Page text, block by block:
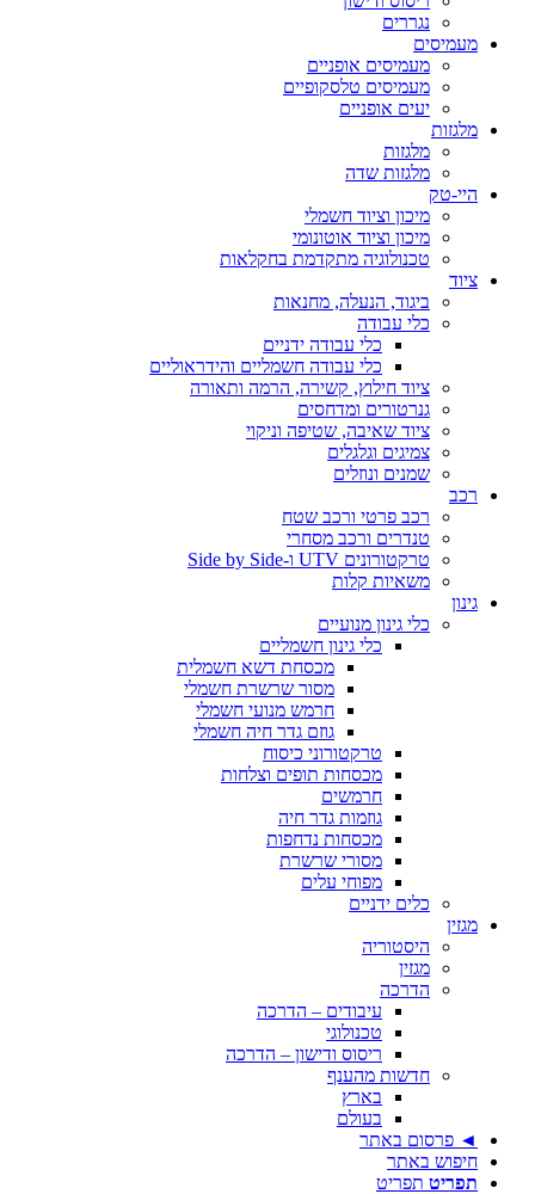
נגררים
מעמיסים
מעמיסים אופניים
מעמיסים טלסקופיים
יעים אופניים
מלגזות
מלגזות
מלגזות שדה
היי-טק
מיכון וציוד חשמלי
מיכון וציוד אוטונומי
טכנולוגיה מתקדמת בחקלאות
ציוד
ביגוד, הנעלה, מחנאות
כלי עבודה
כלי עבודה ידניים
כלי עבודה חשמליים והידראוליים
ציוד חילוץ, קשירה, הרמה ותאורה
גנרטורים ומדחסים
ציוד שאיבה, שטיפה וניקוי
צמיגים וגלגלים
שמנים ונוזלים
רכב
רכב פרטי ורכב שטח
טנדרים ורכב מסחרי
טרקטורונים UTV ו-Side by Side
משאיות קלות
גינון
כלי גינון מנועיים
כלי גינון חשמליים
מכסחת דשא חשמלית
מסור שרשרת חשמלי
חרמש מנועי חשמלי
גוזם גדר חיה חשמלי
טרקטורוני כיסוח
מכסחות תופים וצלחות
חרמשים
גוזמות גדר חיה
מכסחות נדחפות
מסורי שרשרת
מפוחי עלים
כלים ידניים
מגזין
היסטוריה
מגזין
הדרכה
עיבודים – הדרכה
טכנולוגי
ריסוס ודישון – הדרכה
חדשות מהענף
בארץ
בעולם
◄ פרסום באתר
חיפוש באתר
תפריט תפריט